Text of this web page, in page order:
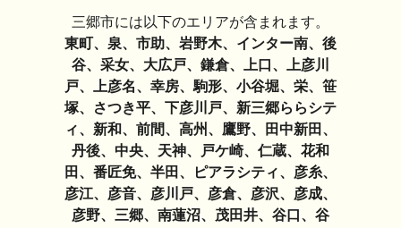
三郷市には以下のエリアが含まれます。
東町、泉、市助、岩野木、インター南、後
谷、采女、大広戸、鎌倉、上口、上彦川
戸、上彦名、幸房、駒形、小谷堀、栄、笹
塚、さつき平、下彦川戸、新三郷ららシテ
ィ、新和、前間、高州、鷹野、田中新田、
丹後、中央、天神、戸ケ崎、仁蔵、花和
田、番匠免、半田、ピアラシティ、彦糸、
彦江、彦音、彦川戸、彦倉、彦沢、彦成、
彦野、三郷、南蓮沼、茂田井、谷口、谷